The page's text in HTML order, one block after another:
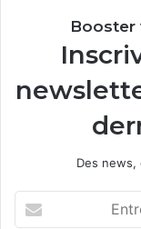
Booster
Des